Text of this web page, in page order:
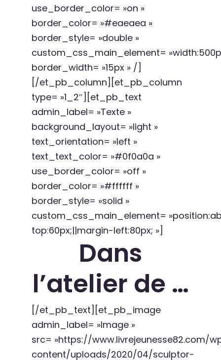
use_border_color= »on »
border_color= »#eaeaea »
border_style= »double »
custom_css_main_element=
border_width= »15px » /]
[/et_pb_column][et_pb_column
type= »1_2″][et_pb_text
admin_label= »Texte »
background_layout= »light »
text_orientation= »left »
text_text_color= »#0f0a0a »
use_border_color= »off »
border_color= »#ffffff »
border_style= »solid »
custom_css_main_element=
top:60px;||margin-left:80px; »]
Dans
l’atelier de …
[/et_pb_text][et_pb_image
admin_label= »Image »
src= »https://www.livrejeunesse82.com/
content/uploads/2020/04/sculptor-